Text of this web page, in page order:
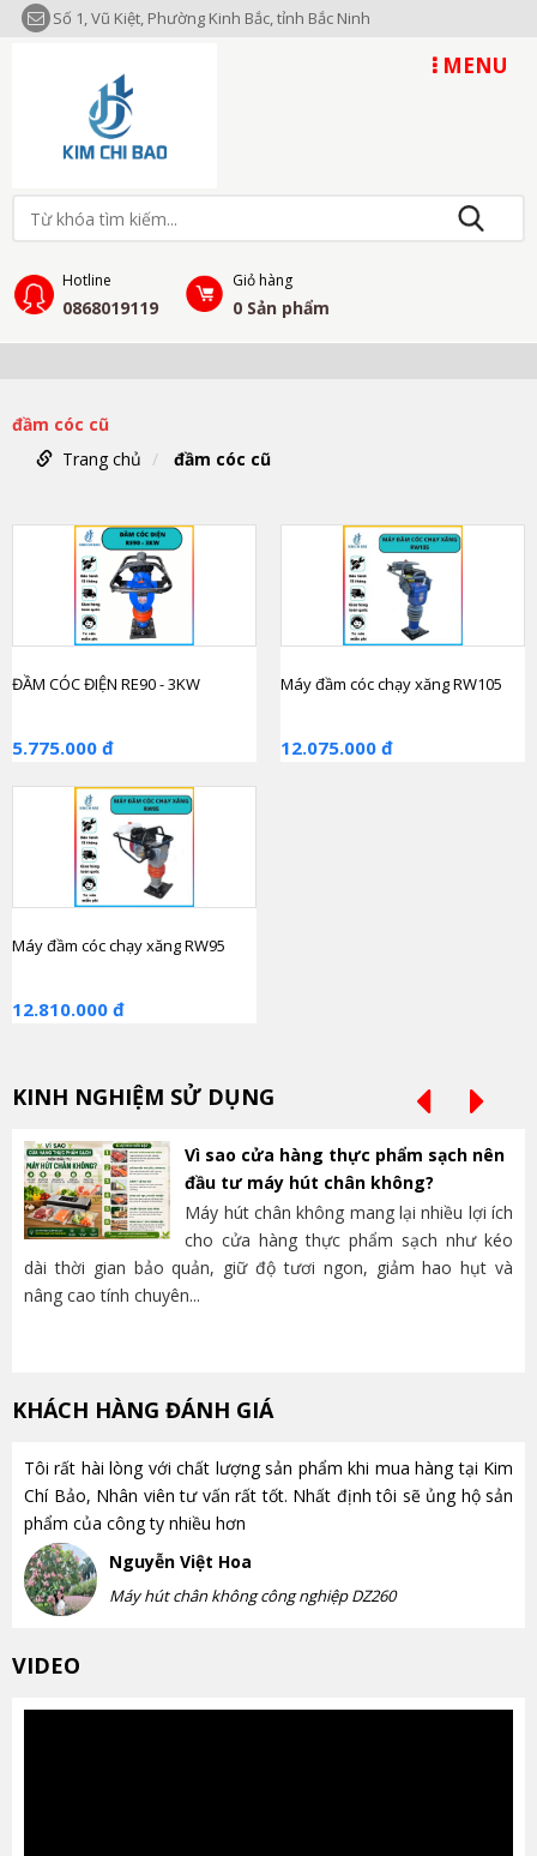
Số 1, Vũ Kiệt, Phường Kinh Bắc, tỉnh Bắc Ninh
MENU
Hotline
0868019119
Giỏ hàng
0 Sản phẩm
đầm cóc cũ
Trang chủ
đầm cóc cũ
ĐẦM CÓC ĐIỆN RE90 - 3KW
5.775.000 đ
Máy đầm cóc chạy xăng RW105
12.075.000 đ
Máy đầm cóc chạy xăng RW95
12.810.000 đ
KINH NGHIỆM SỬ DỤNG
Vì sao cửa hàng thực phẩm sạch nên
đầu tư máy hút chân không?
Máy hút chân không mang lại nhiều lợi ích
cho cửa hàng thực phẩm sạch như kéo
dài thời gian bảo quản, giữ độ tươi ngon, giảm hao hụt và
nâng cao tính chuyên...
KHÁCH HÀNG ĐÁNH GIÁ
Tôi rất hài lòng với chất lượng sản phẩm khi mua hàng tại Kim
Chí Bảo, Nhân viên tư vấn rất tốt. Nhất định tôi sẽ ủng hộ sản
phẩm của công ty nhiều hơn
Nguyễn Việt Hoa
Máy hút chân không công nghiệp DZ260
VIDEO